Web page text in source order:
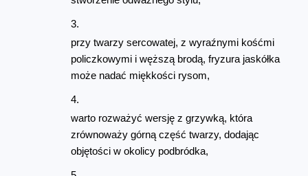
przy twarzy sercowatej, z wyraźnymi kośćmi
policzkowymi i węższą brodą, fryzura jaskółka
może nadać miękkości rysom,
warto rozważyć wersję z grzywką, która
zrównoważy górną część twarzy, dodając
objętości w okolicy podbródka,